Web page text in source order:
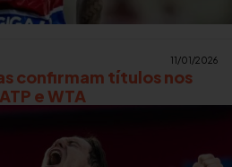
11/01/2026
confirmam títulos nos
e WTA